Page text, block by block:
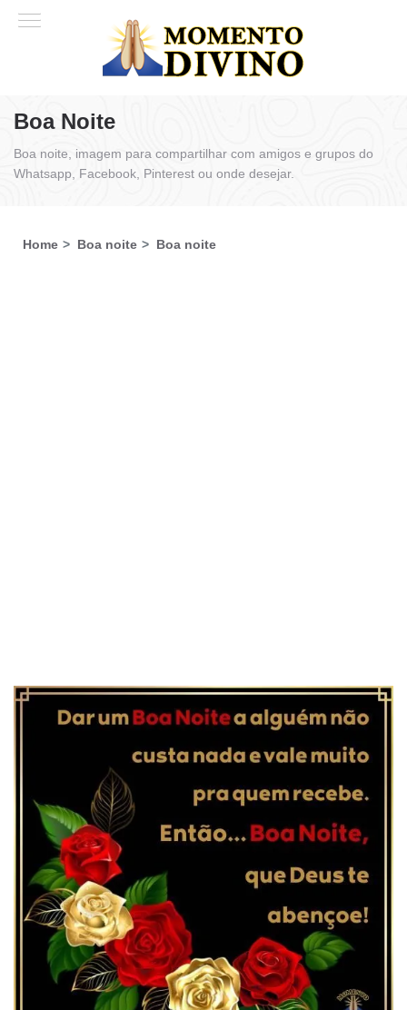
Boa Noite
Boa noite, imagem para compartilhar com amigos e grupos do
Whatsapp, Facebook, Pinterest ou onde desejar.
Home Boa noite Boa noite